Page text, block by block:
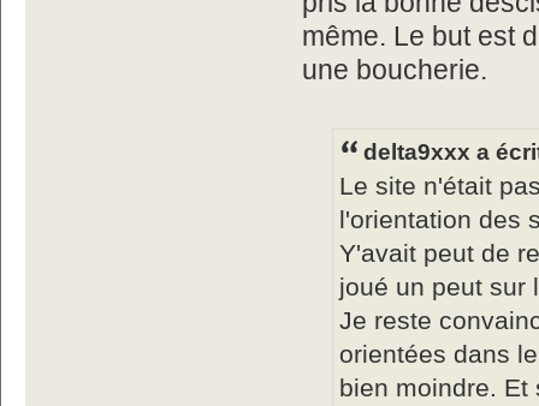
même. Le but est
une boucherie.
delta9xxx a
Le site n'était
l'orientation des
Y'avait peut de
joué un peut sur
Je reste
orientées dans
bien moindre.